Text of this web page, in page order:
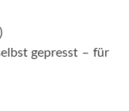
gepresst – für